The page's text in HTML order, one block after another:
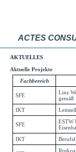
ACTES
AKTUELLES
Aktuelle Projekte